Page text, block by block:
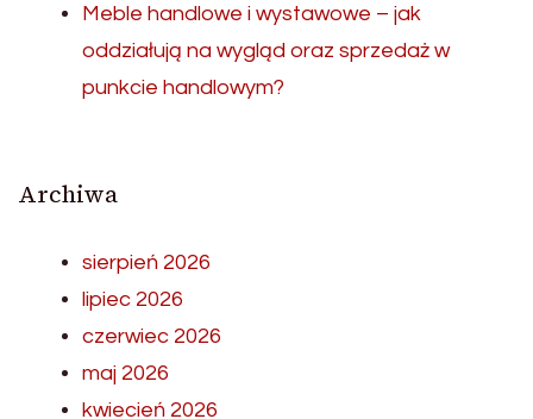
Meble handlowe i wystawowe – jak
oddziałują na wygląd oraz sprzedaż w
punkcie handlowym?
Archiwa
sierpień 2026
lipiec 2026
czerwiec 2026
maj 2026
kwiecień 2026